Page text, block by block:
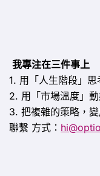
我專注在三件事上
1. 用「人生階段」思
2. 用「市場溫度」
3. 把複雜的策略，
聯繫 方式：